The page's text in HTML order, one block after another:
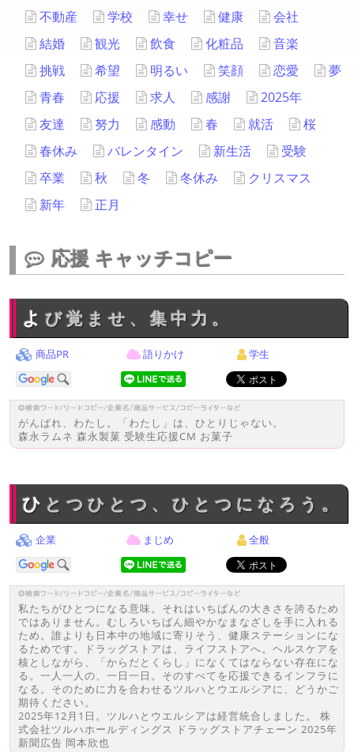
不動産
学校 幸せ 健康
会社
結婚
観光 飲食 化粧品
音楽
挑戦
希望 明るい 笑顔 恋愛
夢
青春
応援 求人 感謝
2025年
友達
努力 感動 春 就活
桜
春休み
バレンタイン 新生活
受験
卒業
秋 冬 冬休み
クリスマス
新年
正月
応援 キャッチコピー
よび覚ませ、集中力。
商品PR 語りかけ 学生
がんばれ、わたし。「わたし」は、ひとりじゃない。
森永ラムネ 森永製菓 受験生応援CM お菓子
ひとつひとつ、ひとつになろう。
企業 まじめ 全般
私たちがひとつになる意味。それはいちばんの大きさを誇るため
ではありません。むしろいちばん細やかなまなざしを手に入れる
ため。誰よりも日本中の地域に寄りそう、健康ステーションにな
るためです。ドラッグストアは、ライフストアへ。ヘルスケアを
核としながら、「からだとくらし」になくてはならない存在にな
る。一人一人の、一日一日。そのすべてを応援できるインフラに
なる。そのために力を合わせるツルハとウエルシアに、どうかご
期待ください。
2025年12月1日。ツルハとウエルシアは経営統合しました。 株
式会社ツルハホールディングス ドラッグストアチェーン 2025年
新聞広告 岡本欣也